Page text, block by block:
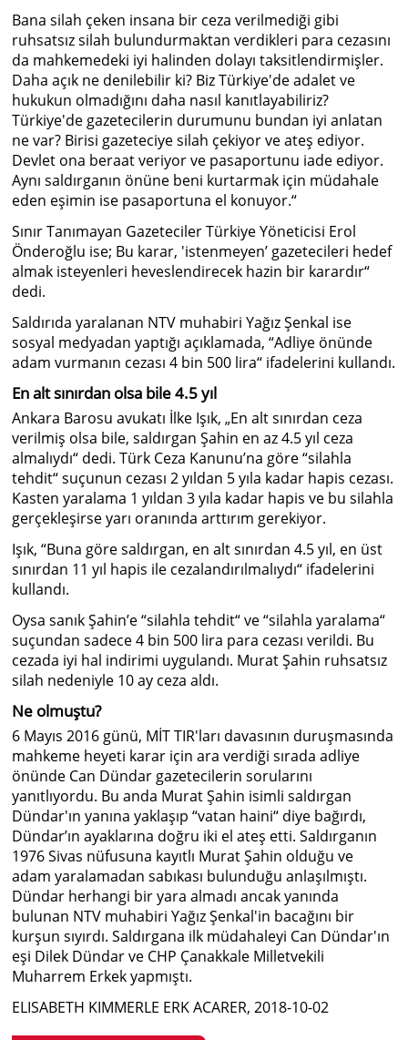
Bana silah çeken insana bir ceza verilmediği gibi
ruhsatsız silah bulundurmaktan verdikleri para cezasını
da mahkemedeki iyi halinden dolayı taksitlendirmişler.
Daha açık ne denilebilir ki? Biz Türkiye'de adalet ve
hukukun olmadığını daha nasıl kanıtlayabiliriz?
Türkiye'de gazetecilerin durumunu bundan iyi anlatan
ne var? Birisi gazeteciye silah çekiyor ve ateş ediyor.
Devlet ona beraat veriyor ve pasaportunu iade ediyor.
Aynı saldırganın önüne beni kurtarmak için müdahale
eden eşimin ise pasaportuna el konuyor.“
Sınır Tanımayan Gazeteciler Türkiye Yöneticisi Erol
Önderoğlu ise; Bu karar, 'istenmeyen’ gazetecileri hedef
almak isteyenleri heveslendirecek hazin bir karardır“
dedi.
Saldırıda yaralanan NTV muhabiri Yağız Şenkal ise
sosyal medyadan yaptığı açıklamada, “Adliye önünde
adam vurmanın cezası 4 bin 500 lira“ ifadelerini kullandı.
En alt sınırdan olsa bile 4.5 yıl
Ankara Barosu avukatı İlke Işık, „En alt sınırdan ceza
verilmiş olsa bile, saldırgan Şahin en az 4.5 yıl ceza
almalıydı“ dedi. Türk Ceza Kanunu’na göre “silahla
tehdit“ suçunun cezası 2 yıldan 5 yıla kadar hapis cezası.
Kasten yaralama 1 yıldan 3 yıla kadar hapis ve bu silahla
gerçekleşirse yarı oranında arttırım gerekiyor.
Işık, “Buna göre saldırgan, en alt sınırdan 4.5 yıl, en üst
sınırdan 11 yıl hapis ile cezalandırılmalıydı“ ifadelerini
kullandı.
Oysa sanık Şahin’e “silahla tehdit“ ve “silahla yaralama“
suçundan sadece 4 bin 500 lira para cezası verildi. Bu
cezada iyi hal indirimi uygulandı. Murat Şahin ruhsatsız
silah nedeniyle 10 ay ceza aldı.
Ne olmuştu?
6 Mayıs 2016 günü, MİT TIR'ları davasının duruşmasında
mahkeme heyeti karar için ara verdiği sırada adliye
önünde Can Dündar gazetecilerin sorularını
yanıtlıyordu. Bu anda Murat Şahin isimli saldırgan
Dündar'ın yanına yaklaşıp “vatan haini“ diye bağırdı,
Dündar’ın ayaklarına doğru iki el ateş etti. Saldırganın
1976 Sivas nüfusuna kayıtlı Murat Şahin olduğu ve
adam yaralamadan sabıkası bulunduğu anlaşılmıştı.
Dündar herhangi bir yara almadı ancak yanında
bulunan NTV muhabiri Yağız Şenkal'in bacağını bir
kurşun sıyırdı. Saldırgana ilk müdahaleyi Can Dündar'ın
eşi Dilek Dündar ve CHP Çanakkale Milletvekili
Muharrem Erkek yapmıştı.
ELISABETH KIMMERLE ERK ACARER, 2018-10-02